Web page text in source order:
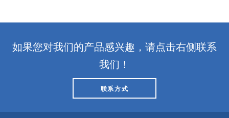
如果您对我们的产品感兴趣，请点击右侧联系
我们！
联系方式